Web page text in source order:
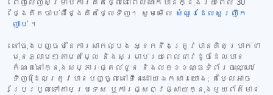
ពេញលេញសម្រាប់ការគិតថ្លៃនៅពេលណាក៏បានក្នុងរយៈពេល 30
ថ្ងៃគិតចាប់ពីថ្ងៃគិតថ្លៃទិញ។ សូមមើល សំណួរដែលសួរញឹក
ញាប់ ។
នៅចុងបញ្ចប់នៃការសាកល្បង អ្នកនឹងត្រូវបានគិតប្រាក់ជា
មុនភ្លាមៗតាមតម្លៃ និងសម្រាប់រយៈពេលជាវដូចដែលបាន
កំណត់នៅក្នុងសម្ភារៈផ្តល់ជូន និងលក្ខខណ្ឌទំព័រចុះឈ្មោះ/
ទិញ (ដែលត្រូវបានបញ្ចូលនៅទីនេះដោយឯកសារយោង; តម្លៃអាច
ប្រែប្រួលទៅតាមប្រទេស ឬការផ្សព្វផ្សាយក្នុងមួយព័ត៌មាន